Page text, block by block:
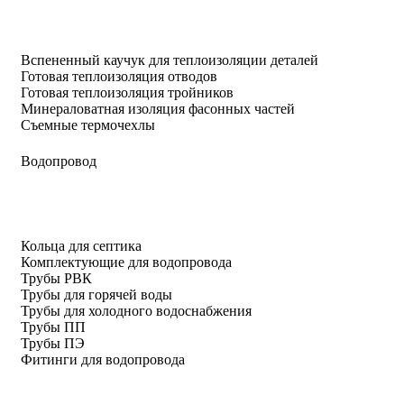
Вспененный каучук для теплоизоляции деталей
Готовая теплоизоляция отводов
Готовая теплоизоляция тройников
Минераловатная изоляция фасонных частей
Съемные термочехлы
Водопровод
Кольца для септика
Комплектующие для водопровода
Трубы РВК
Трубы для горячей воды
Трубы для холодного водоснабжения
Трубы ПП
Трубы ПЭ
Фитинги для водопровода